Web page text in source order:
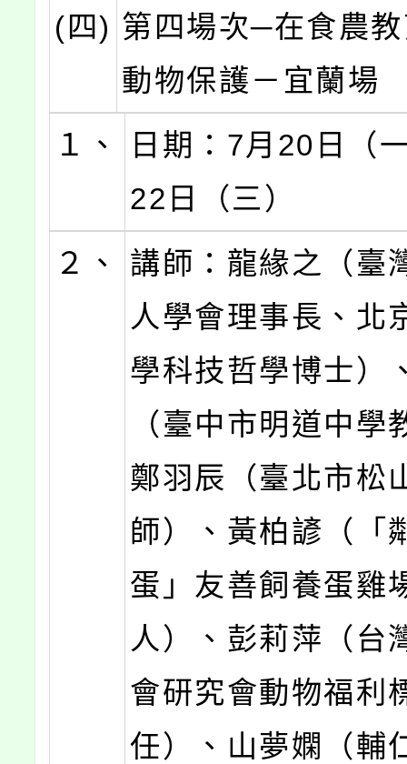
(四) 第四場次─在食農
動物保護－宜蘭場
１、
日期：7月20日（
22日（三）
２、
講師：龍緣之（臺
人學會理事長、北
學科技哲學博士）
（臺中市明道中學
鄭羽辰（臺北市松
師）、黃柏諺（「
蛋」友善飼養蛋雞
人）、彭莉萍（台
會研究會動物福利
任）、山夢嫻（輔